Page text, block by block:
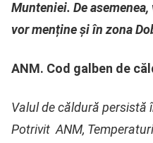
Munteniei. De
vor menține și în zona
ANM. Cod galben de
Valul de căldură persistă
Potrivit ANM,